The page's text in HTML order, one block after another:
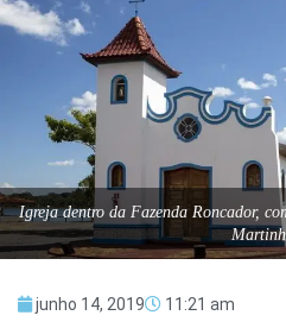
Igreja dentro da Fazenda Roncador,
junho 14, 2019 11:21 am